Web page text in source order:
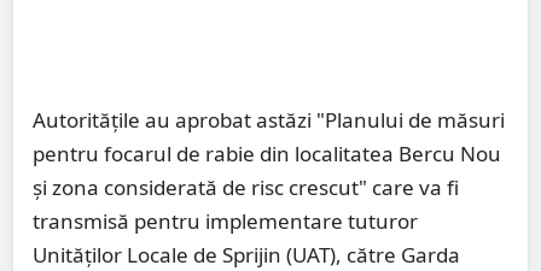
Autoritățile au aprobat astăzi "Planului de măsuri
pentru focarul de rabie din localitatea Bercu Nou
și zona considerată de risc crescut" care va fi
transmisă pentru implementare tuturor
Unităților Locale de Sprijin (UAT), către Garda